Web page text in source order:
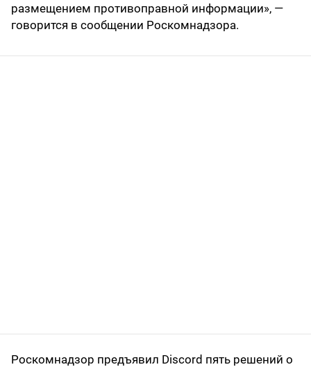
размещением противоправной информации», —
говорится в сообщении Роскомнадзора.
Роскомнадзор предъявил Discord пять решений о